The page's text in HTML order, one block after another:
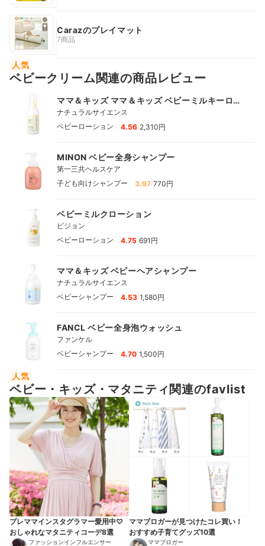
Carazのプレイマット
7商品
人気
ベビークリーム関連の商品レビュー
ママ＆キッズ ママ＆キッズ ベビーミルキーロー
ション
ナチュラルサイエンス
ベビーローション
4.56 2,310円
MINON ベビー全身シャンプー
第一三共ヘルスケア
子ども向けシャンプー
3.97 770円
ベビーミルクローション
ピジョン
ベビーローション
4.75 691円
ママ＆キッズ ベビーヘアシャンプー
ナチュラルサイエンス
ベビーシャンプー
4.53 1,580円
FANCL ベビー全身泡ウォッシュ
ファンケル
ベビーシャンプー
4.70 1,500円
人気
ベビー・キッズ・マタニティ関連のfavlist
プレママインスタグラマー愛用中♡
おしゃれなマタニティコーデ8選
ファッションインフルエンサー
ママブロガーが見つけたコレ買い！
おすすめ子育てグッズ10選
ママブロガー